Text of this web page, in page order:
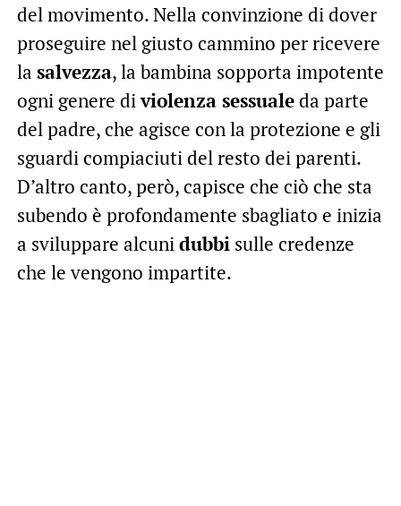
del movimento. Nella convinzione di dover
proseguire nel giusto cammino per ricevere
la salvezza, la bambina sopporta impotente
ogni genere diviolenza sessualeda parte
del padre, che agisce con la protezione e gli
sguardi compiaciuti del resto dei parenti.
D’altro canto, però, capisce che ciò che sta
subendo è profondamente sbagliato e inizia
a sviluppare alcunidubbisulle credenze
che le vengono impartite.